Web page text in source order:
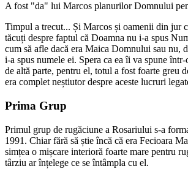
A fost "da" lui Marcos planurilor Domnului
Timpul a trecut... Și Marcos și oamenii din jur
tăcuți despre faptul că Doamna nu i-a spus
cum să afle dacă era Maica Domnului sau nu,
i-a spus numele ei. Spera ca ea îi va spune
de altă parte, pentru el, totul a fost foarte greu
era complet neștiutor despre aceste lucruri
Prima Grup
Primul grup de rugăciune a Rosariului s-a
1991. Chiar fără să știe încă că era Fecioara
simțea o mișcare interioră foarte mare pentru
târziu ar înțelege ce se întâmpla cu el.